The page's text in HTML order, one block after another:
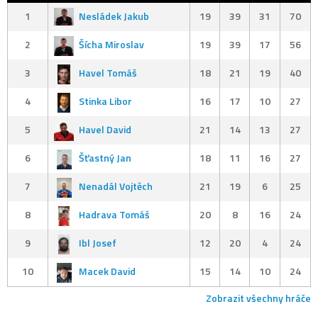
1
Nesládek Jakub 19 39 31
70
2
Šícha Miroslav 19 39 17
56
3
Havel Tomáš 18 21 19
40
4
Stinka Libor 16 17 10
27
5
Havel David 21 14 13
27
6
Šťastný Jan 18 11 16
27
7
Nenadál Vojtěch 21 19 6
25
8
Hadrava Tomáš 20 8 16
24
9
Ibl Josef 12 20 4
24
10
Macek David 15 14 10
24
Zobrazit všechny hráče